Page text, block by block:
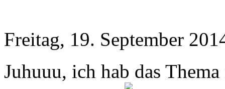
Freitag, 19. September
Juhuuu, ich hab das